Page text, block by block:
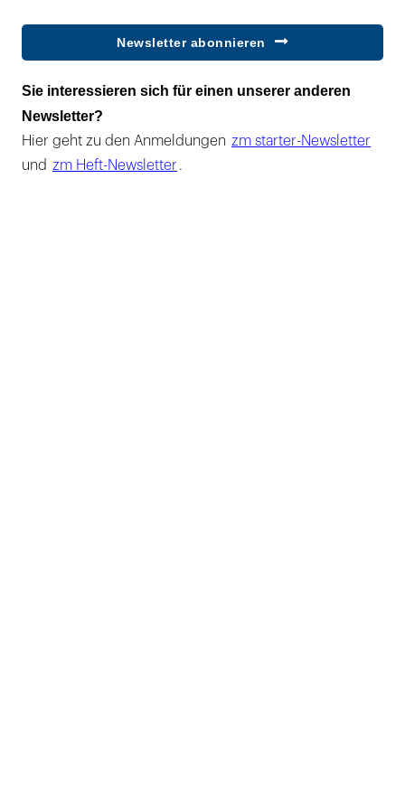
Newsletter abonnieren
Sie interessieren sich für einen unserer anderen
Newsletter?
Hier geht zu den Anmeldungen zm starter-Newsletter
und zm Heft-Newsletter .